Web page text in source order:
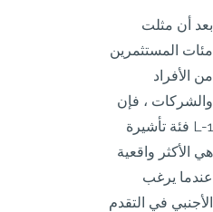
بعد أن مثلت
مئات المستثمرين
من الأفراد
والشركات ، فإن
فئة تأشيرة L-1
هي الأكثر واقعية
عندما يرغب
الأجنبي في التقدم